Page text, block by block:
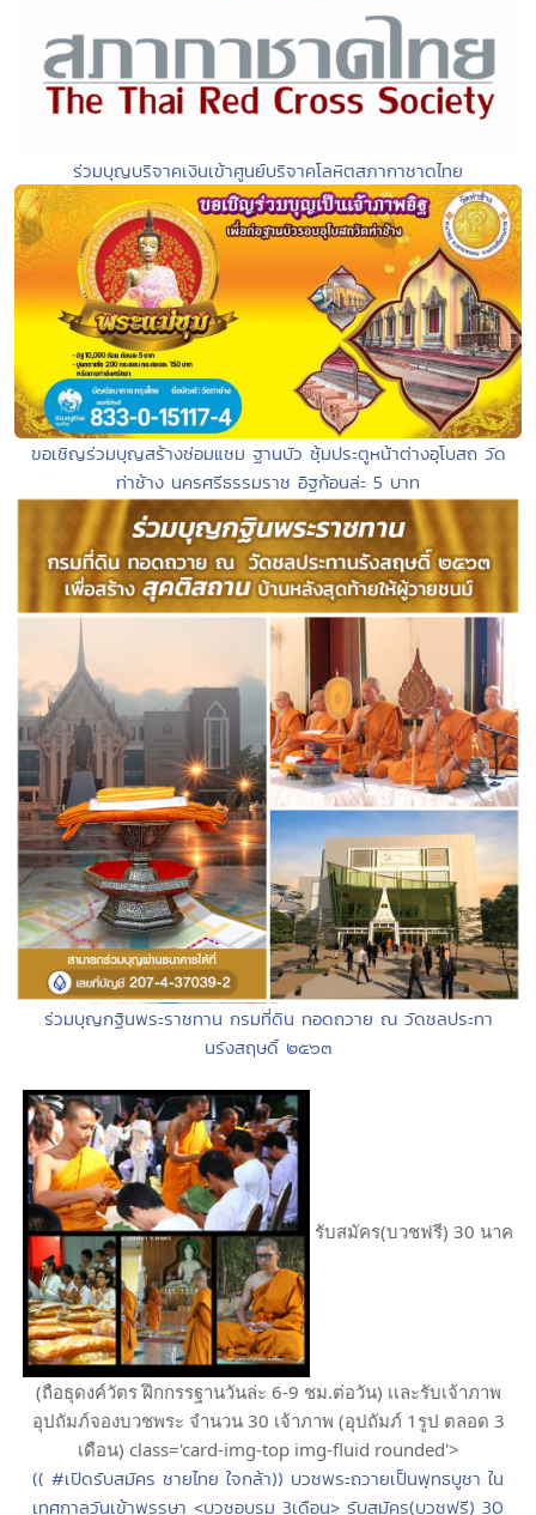
ร่วมบุญบริจาคเงินเข้าศูนย์บริจาคโลหิตสภากาชาดไทย
ขอเชิญร่วมบุญสร้างซ่อมแซม ฐานบัว ซุ้มประตูหน้าต่างอุโบสถ วัด
ท่าช้าง นครศรีธรรมราช อิฐก้อนล่ะ 5 บาท
ร่วมบุญกฐินพระราชทาน กรมที่ดิน ทอดถวาย ณ วัดชลประทา
นรังสฤษดิ์ ๒๕๖๓
รับสมัคร(บวชฟรี) 30 นาค
(ถือธุดงค์วัตร ฝึกกรรฐานวันล่ะ 6-9 ชม.ต่อวัน) เเละรับเจ้าภาพ
อุปถัมภ์จองบวชพระ จำนวน 30 เจ้าภาพ (อุปถัมภ์ 1รูป ตลอด 3
เดือน) class='card-img-top img-fluid rounded'>
(( #เปิดรับสมัคร ชายไทย ใจกล้า)) บวชพระถวายเป็นพุทธบูชา ใน
เทศกาลวันเข้าพรรษา <บวชอบรม 3เดือน> รับสมัคร(บวชฟรี) 30